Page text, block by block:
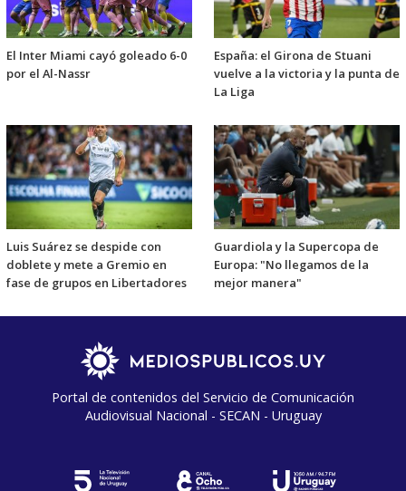
El Inter Miami cayó goleado 6-0
por el Al-Nassr
España: el Girona de Stuani
vuelve a la victoria y la punta de
La Liga
Luis Suárez se despide con
doblete y mete a Gremio en
fase de grupos en Libertadores
Guardiola y la Supercopa de
Europa: "No llegamos de la
mejor manera"
Portal de contenidos del Servicio de Comunicación
Audiovisual Nacional - SECAN - Uruguay